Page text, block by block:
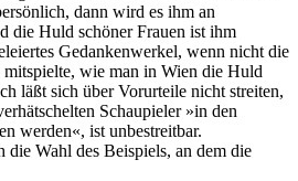
dann wird es ihm an
die Huld schöner Frauen ist ihm
Gedankenwerkel, wenn nicht die
wie man in Wien die Huld
läßt sich über Vorurteile nicht streiten,
Schaupieler »in den
werden«, ist unbestreitbar.
Wahl des Beispiels, an dem die